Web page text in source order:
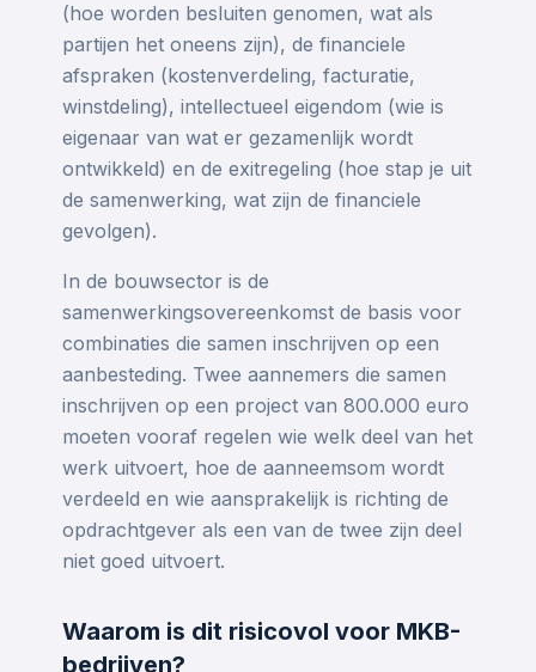
(hoe worden besluiten genomen, wat als
partijen het oneens zijn), de financiele
afspraken (kostenverdeling, facturatie,
winstdeling), intellectueel eigendom (wie is
eigenaar van wat er gezamenlijk wordt
ontwikkeld) en de exitregeling (hoe stap je uit
de samenwerking, wat zijn de financiele
gevolgen).
In de bouwsector is de
samenwerkingsovereenkomst de basis voor
combinaties die samen inschrijven op een
aanbesteding. Twee aannemers die samen
inschrijven op een project van 800.000 euro
moeten vooraf regelen wie welk deel van het
werk uitvoert, hoe de aanneemsom wordt
verdeeld en wie aansprakelijk is richting de
opdrachtgever als een van de twee zijn deel
niet goed uitvoert.
Waarom is dit risicovol voor MKB-
bedrijven?